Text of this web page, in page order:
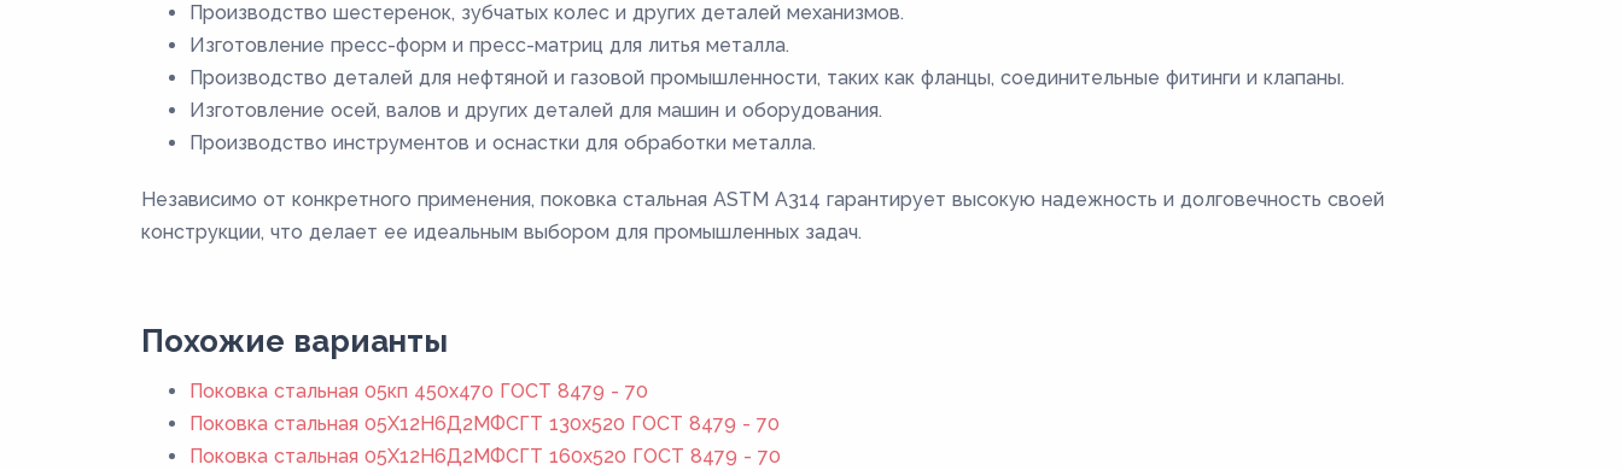
Производство шестеренок, зубчатых колес и других деталей механизмов.
Изготовление пресс-форм и пресс-матриц для литья металла.
Производство деталей для нефтяной и газовой промышленности, таких как фланцы, соединительные фитинги и клапаны.
Изготовление осей, валов и других деталей для машин и оборудования.
Производство инструментов и оснастки для обработки металла.
Независимо от конкретного применения, поковка стальная ASTM A314 гарантирует высокую надежность и долговечность своей
конструкции, что делает ее идеальным выбором для промышленных задач.
Похожие варианты
Поковка стальная 05кп 450x470 ГОСТ 8479 - 70
Поковка стальная 05Х12Н6Д2МФСГТ 130x520 ГОСТ 8479 - 70
Поковка стальная 05Х12Н6Д2МФСГТ 160x520 ГОСТ 8479 - 70